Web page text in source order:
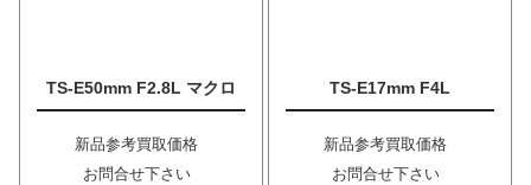
TS-E50mm F2.8L マクロ
新品参考買取価格
お問合せ下さい
TS-E17mm F4L
新品参考買取価格
お問合せ下さい